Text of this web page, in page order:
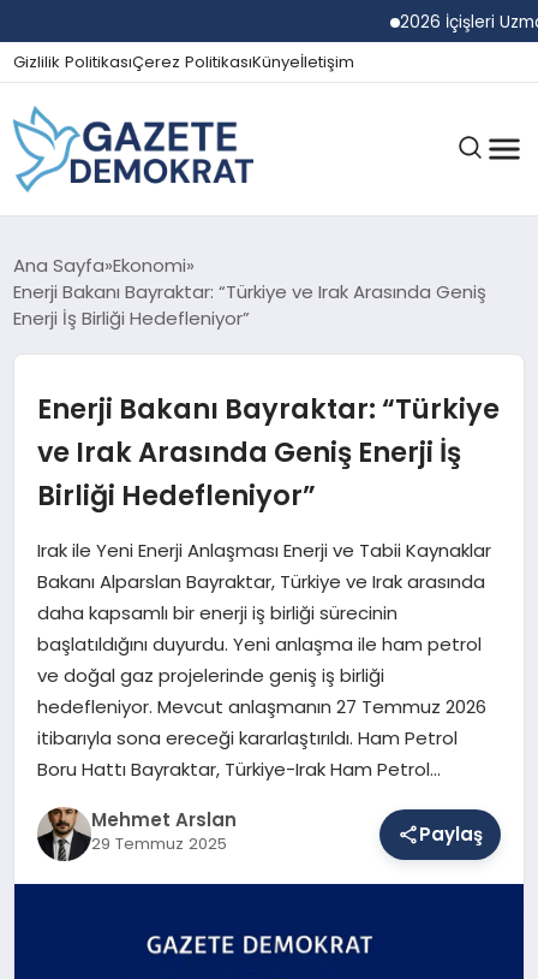
2026 İçişleri Uzman
Gizlilik PolitikasıÇerez PolitikasıKünyeİletişim
GÜNDEM
EKONOMI
SPOR
SAĞLIK
EĞITIM
YAŞAM
Ana Sayfa Ekonomi
Enerji Bakanı Bayraktar: “Türkiye ve Irak Arasında Geniş
Enerji İş Birliği Hedefleniyor”
Enerji Bakanı Bayraktar: “Türkiye
ve Irak Arasında Geniş Enerji İş
Birliği Hedefleniyor”
Irak ile Yeni Enerji Anlaşması Enerji ve Tabii Kaynaklar
Bakanı Alparslan Bayraktar, Türkiye ve Irak arasında
daha kapsamlı bir enerji iş birliği sürecinin
başlatıldığını duyurdu. Yeni anlaşma ile ham petrol
ve doğal gaz projelerinde geniş iş birliği
hedefleniyor. Mevcut anlaşmanın 27 Temmuz 2026
itibarıyla sona ereceği kararlaştırıldı. Ham Petrol
Boru Hattı Bayraktar, Türkiye-Irak Ham Petrol…
Mehmet Arslan
29 Temmuz 2025 Paylaş